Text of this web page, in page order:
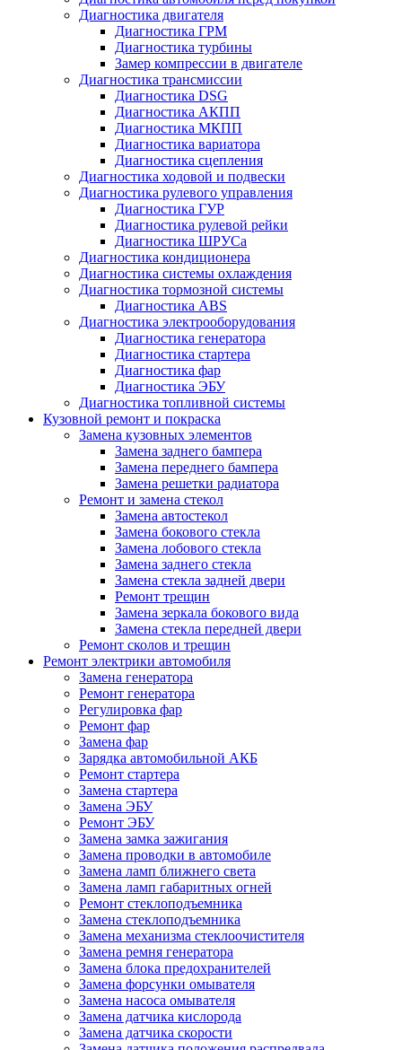
Диагностика двигателя
Диагностика ГРМ
Диагностика турбины
Замер компрессии в двигателе
Диагностика трансмиссии
Диагностика DSG
Диагностика АКПП
Диагностика МКПП
Диагностика вариатора
Диагностика сцепления
Диагностика ходовой и подвески
Диагностика рулевого управления
Диагностика ГУР
Диагностика рулевой рейки
Диагностика ШРУСа
Диагностика кондиционера
Диагностика системы охлаждения
Диагностика тормозной системы
Диагностика ABS
Диагностика электрооборудования
Диагностика генератора
Диагностика стартера
Диагностика фар
Диагностика ЭБУ
Диагностика топливной системы
Кузовной ремонт и покраска
Замена кузовных элементов
Замена заднего бампера
Замена переднего бампера
Замена решетки радиатора
Ремонт и замена стекол
Замена автостекол
Замена бокового стекла
Замена лобового стекла
Замена заднего стекла
Замена стекла задней двери
Ремонт трещин
Замена зеркала бокового вида
Замена стекла передней двери
Ремонт сколов и трещин
Ремонт электрики автомобиля
Замена генератора
Ремонт генератора
Регулировка фар
Ремонт фар
Замена фар
Зарядка автомобильной АКБ
Ремонт стартера
Замена стартера
Замена ЭБУ
Ремонт ЭБУ
Замена замка зажигания
Замена проводки в автомобиле
Замена ламп ближнего света
Замена ламп габаритных огней
Ремонт стеклоподъемника
Замена стеклоподъемника
Замена механизма стеклоочистителя
Замена ремня генератора
Замена блока предохранителей
Замена форсунки омывателя
Замена насоса омывателя
Замена датчика кислорода
Замена датчика скорости